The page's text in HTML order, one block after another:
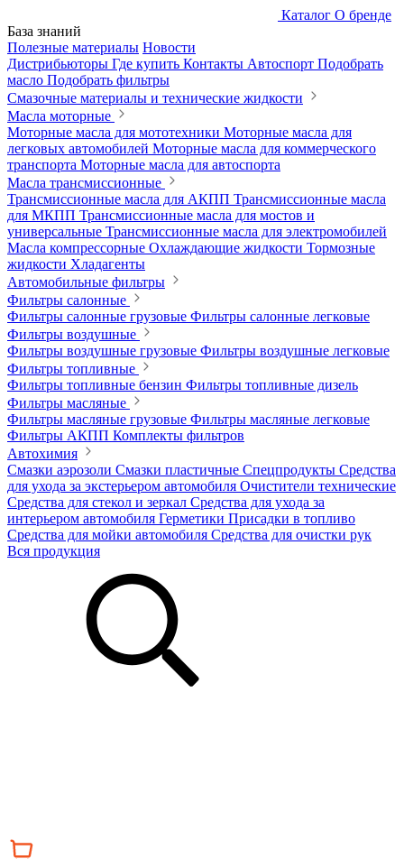
Каталог О бренде
База знаний
Полезные материалы Новости
Дистрибьюторы Где купить Контакты Автоспорт Подобрать
масло Подобрать фильтры
Смазочные материалы и технические жидкости
Масла моторные
Моторные масла для мототехники Моторные масла для
легковых автомобилей Моторные масла для коммерческого
транспорта Моторные масла для автоспорта
Масла трансмиссионные
Трансмиссионные масла для АКПП Трансмиссионные масла
для МКПП Трансмиссионные масла для мостов и
универсальные Трансмиссионные масла для электромобилей
Масла компрессорные Охлаждающие жидкости Тормозные
жидкости Хладагенты
Автомобильные фильтры
Фильтры салонные
Фильтры салонные грузовые Фильтры салонные легковые
Фильтры воздушные
Фильтры воздушные грузовые Фильтры воздушные легковые
Фильтры топливные
Фильтры топливные бензин Фильтры топливные дизель
Фильтры масляные
Фильтры масляные грузовые Фильтры масляные легковые
Фильтры АКПП Комплекты фильтров
Автохимия
Смазки аэрозоли Смазки пластичные Спецпродукты Средства
для ухода за экстерьером автомобиля Очистители технические
Средства для стекол и зеркал Средства для ухода за
интерьером автомобиля Герметики Присадки в топливо
Средства для мойки автомобиля Средства для очистки рук
Вся продукция